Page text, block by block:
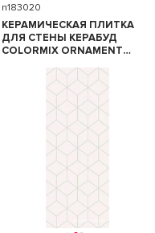
n183020
КЕРАМИЧЕСКАЯ ПЛИТКА
ДЛЯ СТЕНЫ КЕРАБУД
COLORMIX ORNAMENT